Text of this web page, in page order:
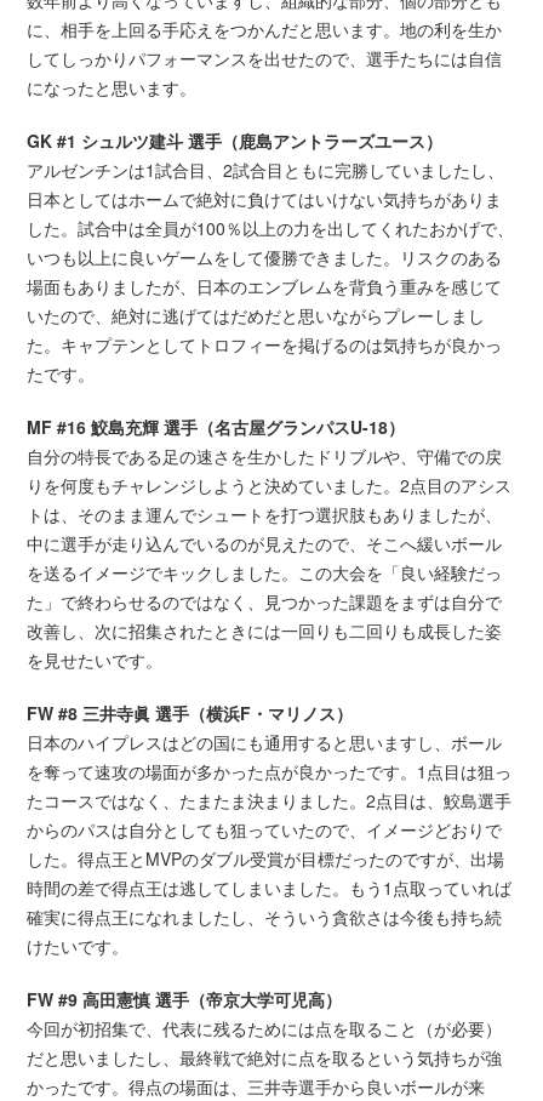
に、相手を上回る手応えをつかんだと思います。地の利を生か
してしっかりパフォーマンスを出せたので、選手たちには自信
になったと思います。
GK #1 シュルツ建斗 選手（鹿島アントラーズユース）
アルゼンチンは1試合目、2試合目ともに完勝していましたし、
日本としてはホームで絶対に負けてはいけない気持ちがありま
した。試合中は全員が100％以上の力を出してくれたおかげで、
いつも以上に良いゲームをして優勝できました。リスクのある
場面もありましたが、日本のエンブレムを背負う重みを感じて
いたので、絶対に逃げてはだめだと思いながらプレーしまし
た。キャプテンとしてトロフィーを掲げるのは気持ちが良かっ
たです。
MF #16 鮫島充輝 選手（名古屋グランパスU-18）
自分の特長である足の速さを生かしたドリブルや、守備での戻
りを何度もチャレンジしようと決めていました。2点目のアシス
トは、そのまま運んでシュートを打つ選択肢もありましたが、
中に選手が走り込んでいるのが見えたので、そこへ緩いボール
を送るイメージでキックしました。この大会を「良い経験だっ
た」で終わらせるのではなく、見つかった課題をまずは自分で
改善し、次に招集されたときには一回りも二回りも成長した姿
を見せたいです。
FW #8 三井寺眞 選手（横浜F・マリノス）
日本のハイプレスはどの国にも通用すると思いますし、ボール
を奪って速攻の場面が多かった点が良かったです。1点目は狙っ
たコースではなく、たまたま決まりました。2点目は、鮫島選手
からのパスは自分としても狙っていたので、イメージどおりで
した。得点王とMVPのダブル受賞が目標だったのですが、出場
時間の差で得点王は逃してしまいました。もう1点取っていれば
確実に得点王になれましたし、そういう貪欲さは今後も持ち続
けたいです。
FW #9 高田憲慎 選手（帝京大学可児高）
今回が初招集で、代表に残るためには点を取ること（が必要）
だと思いましたし、最終戦で絶対に点を取るという気持ちが強
かったです。得点の場面は、三井寺選手から良いボールが来